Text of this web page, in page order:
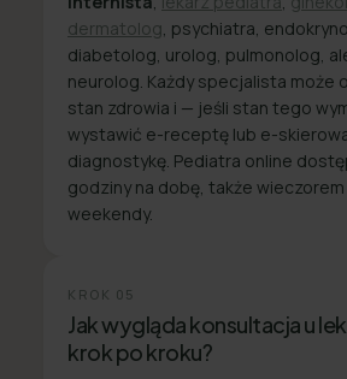
dermatolog , psychiatra,
diabetolog, urolog, pulmonolog,
neurolog. Każdy specjalista może
stan zdrowia i — jeśli stan tego
wystawić e-receptę lub e-
diagnostykę. Pediatra online
godziny na dobę, także
weekendy.
KROK 05
Jak wygląda konsultacja u
krok po kroku?